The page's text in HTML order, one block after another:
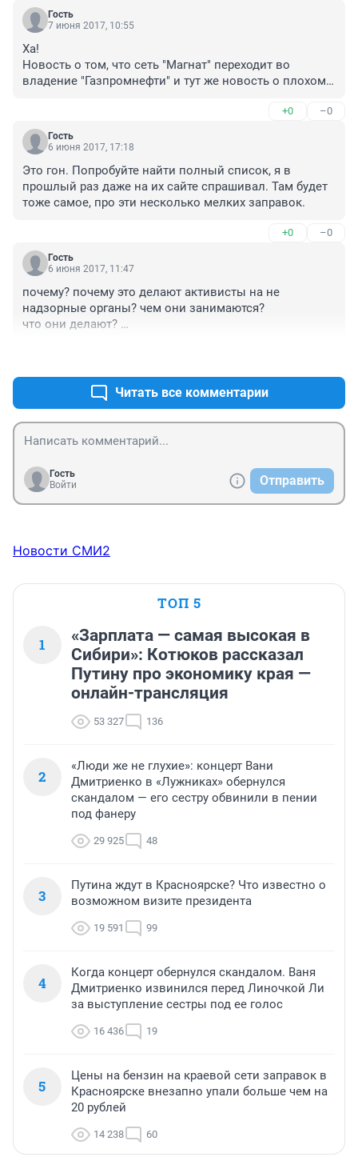
Гость
7 июня 2017, 10:55
Ха!
Новость о том, что сеть "Магнат" переходит во
владение "Газпромнефти" и тут же новость о плохом
В один и тот же день две новости: 06.06.2017.
+0 –0
Гость
6 июня 2017, 17:18
Это гон. Попробуйте найти полный список, я в
прошлый раз даже на их сайте спрашивал. Там будет
тоже самое, про эти несколько мелких заправок.
+0 –0
Гость
6 июня 2017, 11:47
почему? почему это делают активисты на не
надзорные органы? чем они занимаются?
что они делают?
докапаться, а роспотреб- ростехнадзор нет?
Читать все комментарии
Гость
Войти
Отправить
Новости СМИ2
ТОП 5
1
«Зарплата — самая высокая в
Сибири»: Котюков рассказал
Путину про экономику края —
онлайн-трансляция
53 327 136
2
«Люди же не глухие»: концерт Вани
Дмитриенко в «Лужниках» обернулся
скандалом — его сестру обвинили в пении
под фанеру
29 925 48
3
Путина ждут в Красноярске? Что известно о
возможном визите президента
19 591 99
4
Когда концерт обернулся скандалом. Ваня
Дмитриенко извинился перед Линочкой Ли
за выступление сестры под ее голос
16 436 19
5
Цены на бензин на краевой сети заправок в
Красноярске внезапно упали больше чем на
20 рублей
14 238 60